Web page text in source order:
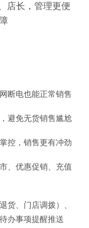
店长，管理更便
断电也能正常销售
避免无货销售尴尬
控，销售更有冲劲
、优惠促销、充值
货、门店调拨）、
办事项提醒推送